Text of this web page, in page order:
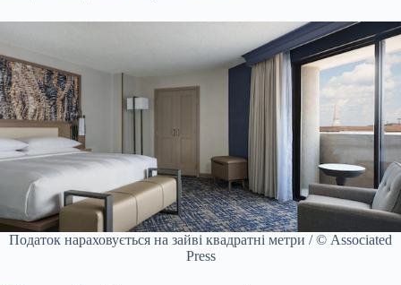
Податок нараховується на зайві квадратні метри / © Associated
Press